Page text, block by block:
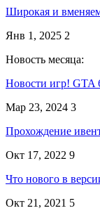
Широкая и
Янв 1, 2025 2
Новость месяца:
Новости игр! GTA
Мар 23, 2024 3
Прохождение
Окт 17, 2022 9
Что нового в
Окт 21, 2021 5